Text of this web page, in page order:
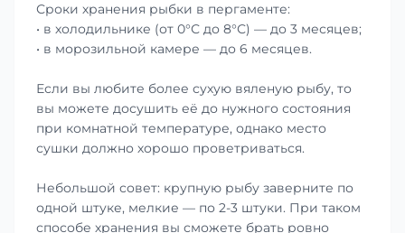
Сроки хранения рыбки в пергаменте:
• в холодильнике (от 0°С до 8°С) — до 3 месяцев;
• в морозильной камере — до 6 месяцев.
Если вы любите более сухую вяленую рыбу, то
вы можете досушить её до нужного состояния
при комнатной температуре, однако место
сушки должно хорошо проветриваться.
Небольшой совет: крупную рыбу заверните по
одной штуке, мелкие — по 2-3 штуки. При таком
способе хранения вы сможете брать ровно